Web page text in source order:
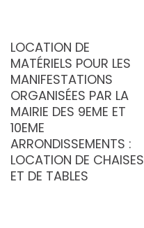
LOCATION DE
MATÉRIELS POUR LES
MANIFESTATIONS
ORGANISÉES PAR LA
MAIRIE DES 9EME ET
10EME
ARRONDISSEMENTS :
LOCATION DE CHAISES
ET DE TABLES